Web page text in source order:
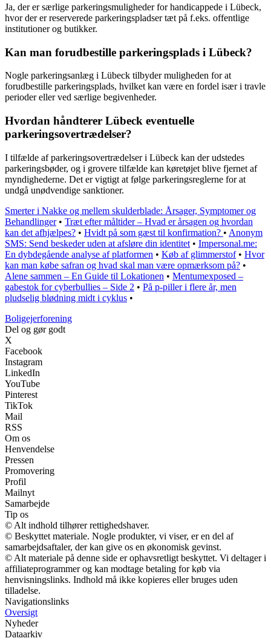
Ja, der er særlige parkeringsmuligheder for handicappede i Lübeck,
hvor der er reserverede parkeringspladser tæt på f.eks. offentlige
institutioner og butikker.
Kan man forudbestille parkeringsplads i Lübeck?
Nogle parkeringsanlæg i Lübeck tilbyder muligheden for at
forudbestille parkeringsplads, hvilket kan være en fordel især i travle
perioder eller ved særlige begivenheder.
Hvordan håndterer Lübeck eventuelle
parkeringsovertrædelser?
I tilfælde af parkeringsovertrædelser i Lübeck kan der udstedes
parkeringsbøder, og i grovere tilfælde kan køretøjet blive fjernet af
myndighederne. Det er vigtigt at følge parkeringsreglerne for at
undgå unødvendige sanktioner.
Smerter i Nakke og mellem skulderblade: Årsager, Symptomer og
Behandlinger• Træt efter måltider – Hvad er årsagen og hvordan
kan det afhjælpes? • Hvidt på som gæst til konfirmation? • Anonym
SMS: Send beskeder uden at afsløre din identitet • Impersonal.me:
En dybdegående analyse af platformen • Køb af glimmerstof• Hvor
kan man købe safran og hvad skal man være opmærksom på? •
Alene sammen – En Guide til Lokationen • Mentumexposed –
gabestok for cyberbullies – Side 2 • På p-piller i flere år, men
pludselig blødning midt i cyklus •
Boligejerforening
Del og gør godt
X
Facebook
Instagram
LinkedIn
YouTube
Pinterest
TikTok
Mail
RSS
Om os
Henvendelse
Pressen
Promovering
Profil
Mailnyt
Samarbejde
Tip os
© Alt indhold tilhører rettighedshaver.
© Beskyttet materiale. Nogle produkter, vi viser, er en del af
samarbejdsaftaler, der kan give os en økonomisk gevinst.
© Alt materiale på denne side er ophavsretligt beskyttet. Vi deltager i
affiliateprogrammer og kan modtage betaling for køb via
henvisningslinks. Indhold må ikke kopieres eller bruges uden
tilladelse.
Navigationslinks
Oversigt
Nyheder
Dataarkiv